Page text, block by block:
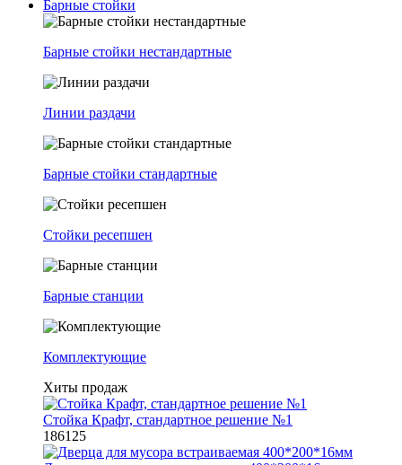
Барные стойки
Барные стойки нестандартные
Линии раздачи
Барные стойки стандартные
Стойки ресепшен
Барные станции
Комплектующие
Хиты продаж
Стойка Крафт, стандартное решение №1
186125